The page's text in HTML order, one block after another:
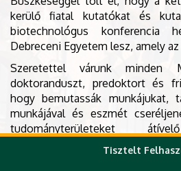
kerülő fiatal kutatókat és
biotechnológus konferencia
Debreceni Egyetem lesz, amely
Szeretettel várunk minden
doktoranduszt, predoktort és
hogy bemutassák munkájukat,
munkájával és eszmét
tudományterületeket
kapcsolódások, amelyre oly
innovációs kutatáshoz.
Tisztelt